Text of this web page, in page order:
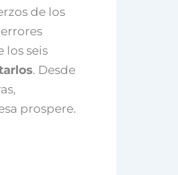
de los
los seis
. Desde
prospere.